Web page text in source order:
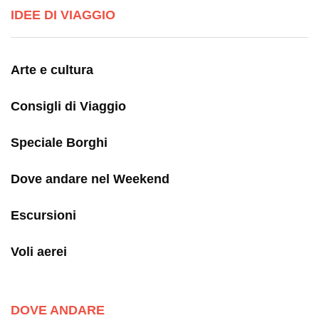
IDEE DI VIAGGIO
Arte e cultura
Consigli di Viaggio
Speciale Borghi
Dove andare nel Weekend
Escursioni
Voli aerei
DOVE ANDARE